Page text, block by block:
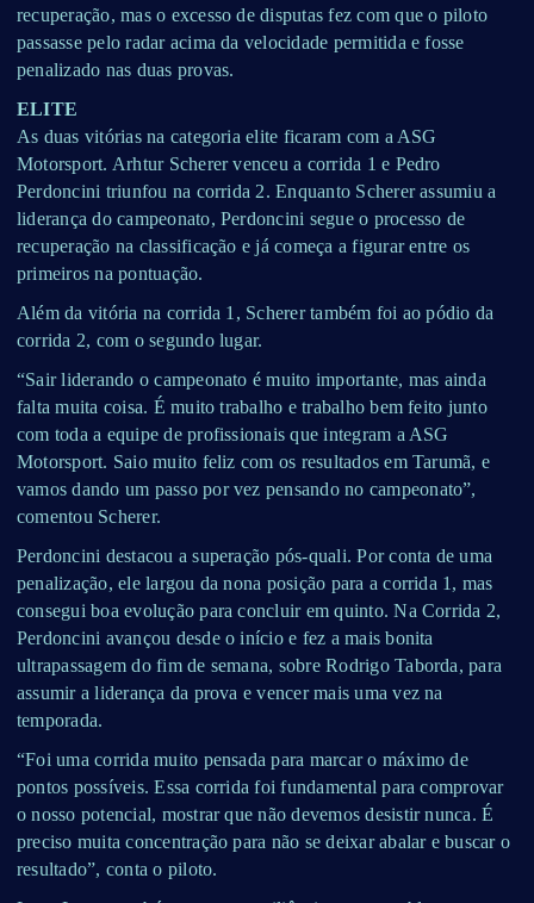
recuperação, mas o excesso de disputas fez com que o piloto
passasse pelo radar acima da velocidade permitida e fosse
penalizado nas duas provas.
ELITE
As duas vitórias na categoria elite ficaram com a ASG
Motorsport. Arhtur Scherer venceu a corrida 1 e Pedro
Perdoncini triunfou na corrida 2. Enquanto Scherer assumiu a
liderança do campeonato, Perdoncini segue o processo de
recuperação na classificação e já começa a figurar entre os
primeiros na pontuação.
Além da vitória na corrida 1, Scherer também foi ao pódio da
corrida 2, com o segundo lugar.
“Sair liderando o campeonato é muito importante, mas ainda
falta muita coisa. É muito trabalho e trabalho bem feito junto
com toda a equipe de profissionais que integram a ASG
Motorsport. Saio muito feliz com os resultados em Tarumã, e
vamos dando um passo por vez pensando no campeonato”,
comentou Scherer.
Perdoncini destacou a superação pós-quali. Por conta de uma
penalização, ele largou da nona posição para a corrida 1, mas
consegui boa evolução para concluir em quinto. Na Corrida 2,
Perdoncini avançou desde o início e fez a mais bonita
ultrapassagem do fim de semana, sobre Rodrigo Taborda, para
assumir a liderança da prova e vencer mais uma vez na
temporada.
“Foi uma corrida muito pensada para marcar o máximo de
pontos possíveis. Essa corrida foi fundamental para comprovar
o nosso potencial, mostrar que não devemos desistir nunca. É
preciso muita concentração para não se deixar abalar e buscar o
resultado”, conta o piloto.